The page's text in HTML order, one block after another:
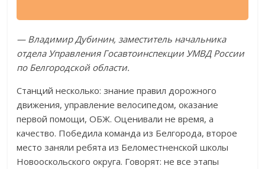
— Владимир Дубинин, заместитель начальника
отдела Управления Госавтоинспекции УМВД России
по Белгородской области.
Станций несколько: знание правил дорожного
движения, управление велосипедом, оказание
первой помощи, ОБЖ. Оценивали не время, а
качество. Победила команда из Белгорода, второе
место заняли ребята из Беломестненской школы
Новооскольского округа. Говорят: не все этапы